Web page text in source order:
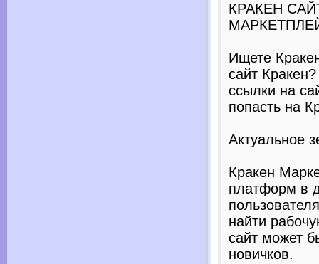
КРАКЕН
Ищете
сайт
ссылки на
попасть на
Актуальное
Кракен
платформ в
найти
сайт может
новичков.